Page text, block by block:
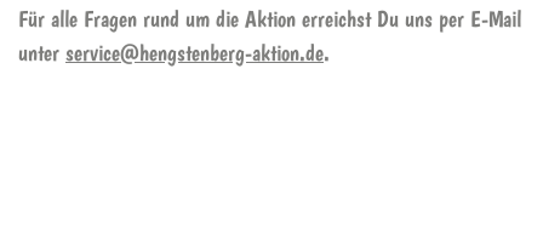
Für alle Fragen rund um die Aktion erreichst Du uns per E-Mail
unter service@hengstenberg-aktion.de.